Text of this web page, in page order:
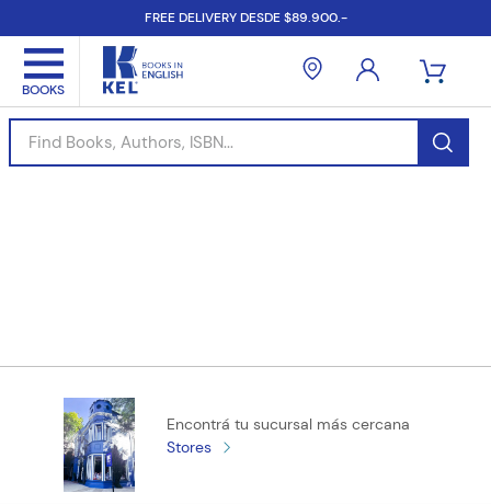
FREE DELIVERY DESDE $89.900.-
Find Books, Authors, ISBN...
Encontrá tu sucursal más cercana
Stores